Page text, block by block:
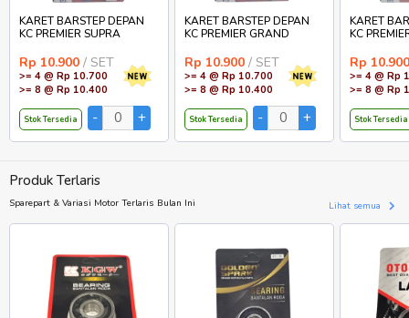
KARET BARSTEP DEPAN
KC PREMIER SUPRA
Rp 10.900 / SET
>= 4 @ Rp 10.700
>= 8 @ Rp 10.400
Stok Tersedia
KARET BARSTEP DEPAN
KC PREMIER GRAND
Rp 10.900 / SET
>= 4 @ Rp 10.700
>= 8 @ Rp 10.400
Stok Tersedia
KARET
KC
Rp 10.900
>= 4 @ Rp
>= 8 @ Rp
Stok Tersedia
Produk Terlaris
Sparepart & Variasi Motor Terlaris Bulan Ini Lihat semua